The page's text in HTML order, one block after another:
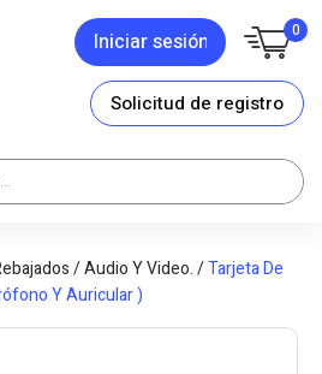
Iniciar sesión 0
Solicitud de registro
/Audio Y Video./Tarjeta De
Y Auricular )